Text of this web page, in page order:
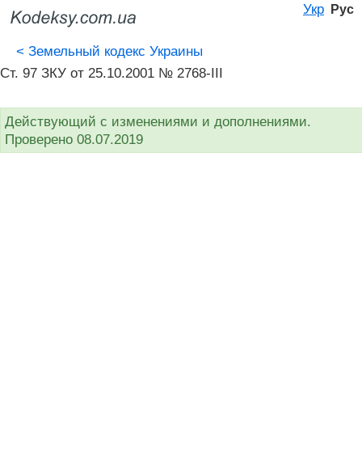
Укр Рус
< Земельный кодекс Украины
Ст. 97 ЗКУ от 25.10.2001 № 2768-III
Действующий с изменениями и дополнениями.
Проверено 08.07.2019